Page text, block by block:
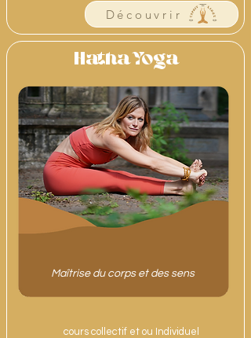
Découvrir
Hatha Yoga
Maîtrise du corps et des sens
cours collectif et ou Individuel